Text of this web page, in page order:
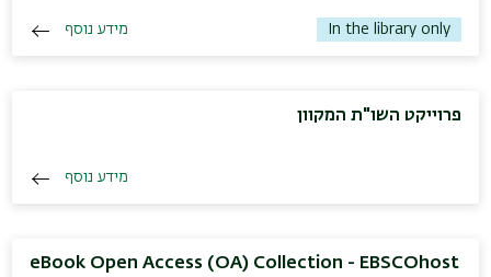
In the library only מידע נוסף
פרוייקט השו"ת המקוון
מידע נוסף
eBook Open Access (OA) Collection - EBSCOhost